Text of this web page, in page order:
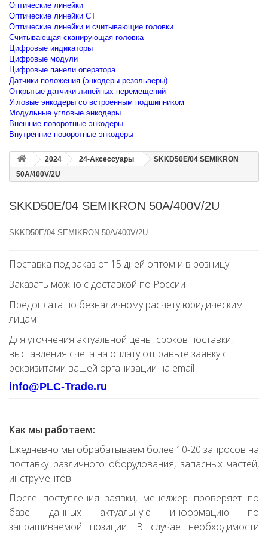
Оптические линейки
Оптические линейки CT
Оптические линейки и считывающие головки
Считывающая сканирующая головка
Цифровые индикаторы
Цифровые модули
Цифровые панели оператора
Датчики положения (энкодеры резольверы)
Открытые датчики линейных перемещений
Угловые энкодеры со встроенным подшипником
Модульные угловые энкодеры
Внешние поворотные энкодеры
Внутренние поворотные энкодеры
2024 24-Аксессуары
SKKD50E/04 SEMIKRON
50A/400V/2U
SKKD50E/04 SEMIKRON 50A/400V/2U
SKKD50E/04 SEMIKRON 50A/400V/2U
Поставка под заказ от 15 дней оптом и в розницу
Заказать можно с доставкой по России
Предоплата по безналичному расчету юридическим
лицам
Для уточнения актуальной цены, сроков поставки,
выставления счета на оплату отправьте заявку с
реквизитами вашей организации на email
info@PLC-Trade.ru
Как мы работаем:
Ежедневно мы обрабатываем более 10-20 запросов на
поставку различного оборудования, запасных частей,
инструментов.
После поступления заявки, менеджер проверяет по
базе данных актуальную информацию по
запрашиваемой позиции. В случае необходимости